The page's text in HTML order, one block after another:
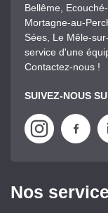
Bellême,
Mortagne-au-
Sées, Le Mêle-
service d'une
Contactez-nous !
SUIVEZ-NOUS
Nos